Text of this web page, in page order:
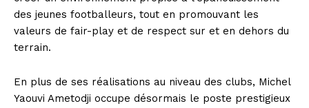
des jeunes footballeurs, tout en promouvant les
valeurs de fair-play et de respect sur et en dehors du
terrain.
En plus de ses réalisations au niveau des clubs, Michel
Yaouvi Ametodji occupe désormais le poste prestigieux